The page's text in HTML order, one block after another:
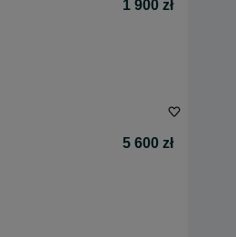
1 900 zł
5 600 zł